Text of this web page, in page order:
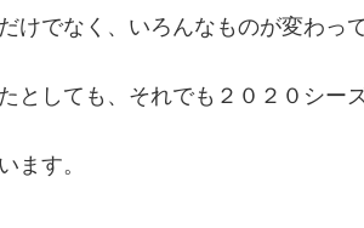
けでなく、いろんなものが変わっ
としても、それでも２０２０シー
ます。